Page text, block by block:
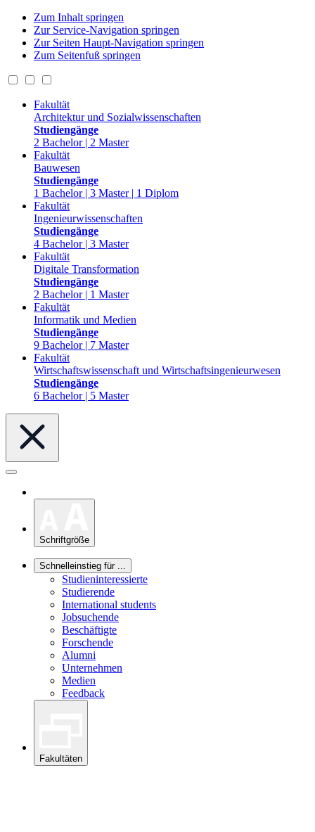
Zum Inhalt springen
Zur Service-Navigation springen
Zur Seiten Haupt-Navigation springen
Zum Seitenfuß springen
Fakultät
Architektur und Sozialwissenschaften
Studiengänge
2 Bachelor | 2 Master
Fakultät
Bauwesen
Studiengänge
1 Bachelor | 3 Master | 1 Diplom
Fakultät
Ingenieurwissenschaften
Studiengänge
4 Bachelor | 3 Master
Fakultät
Digitale Transformation
Studiengänge
2 Bachelor | 1 Master
Fakultät
Informatik und Medien
Studiengänge
9 Bachelor | 7 Master
Fakultät
Wirtschaftswissenschaft und Wirtschaftsingenieurwesen
Studiengänge
6 Bachelor | 5 Master
Schriftgröße
Schnelleinstieg für ...
Studieninteressierte
Studierende
International students
Jobsuchende
Beschäftigte
Forschende
Alumni
Unternehmen
Medien
Feedback
Fakultäten